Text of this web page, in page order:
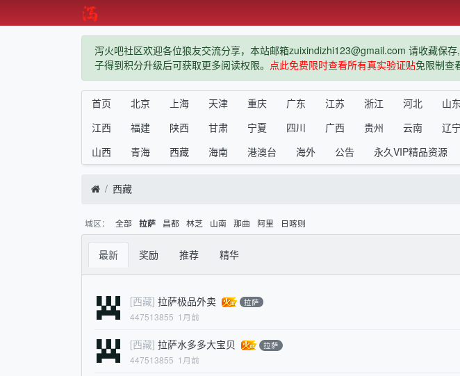
泻火吧社区欢迎各位狼友交流分享，本站邮箱zuixindizhi123@gmail.com 请收藏保
子得到积分升级后可获取更多阅读权限。 点此免费限时查看所有真实验证贴免限制查
首页 北京 上海 天津 重庆 广东 江苏 浙江 河北 山东
江西
福建 陕西 甘肃 宁夏 四川 广西 贵州 云南 辽宁
山西
青海 西藏 海南 港澳台 海外 公告 永久VIP精品资源
西藏
城区： 全部 拉萨 昌都 林芝 山南 那曲 阿里 日喀则
最新 奖励 推荐 精华
[西藏] 拉萨极品外卖 拉萨
447513855 1月前
[西藏] 拉萨水多多大宝贝 拉萨
447513855 1月前